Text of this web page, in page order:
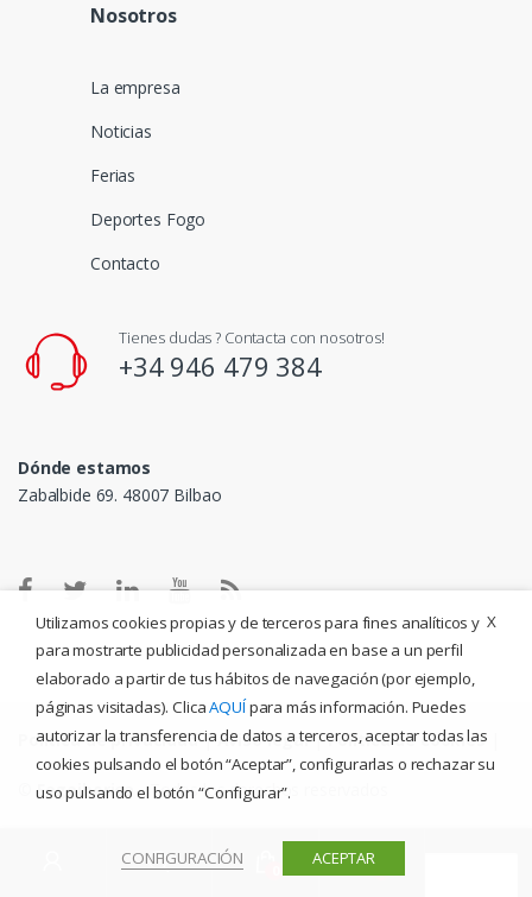
Nosotros
La empresa
Noticias
Ferias
Deportes Fogo
Contacto
Tienes dudas ? Contacta con nosotros!
+34 946 479 384
Dónde estamos
Zabalbide 69. 48007 Bilbao
Política de privacidad|Aviso legal|Política de cookies|
©Fogoiberica - Todos los derechos reservados
X
Utilizamos cookies propias y de terceros para fines analíticos y
para mostrarte publicidad personalizada en base a un perfil
elaborado a partir de tus hábitos de navegación (por ejemplo,
páginas visitadas). ClicaAQUÍpara más información. Puedes
autorizar la transferencia de datos a terceros, aceptar todas las
cookies pulsando el botón “Aceptar”, configurarlas o rechazar su
uso pulsando el botón “Configurar”.
CONFIGURACIÓN ACEPTAR